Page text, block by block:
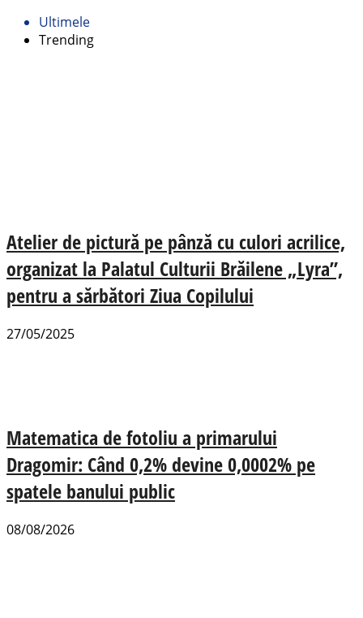
Ultimele
Trending
Atelier de pictură pe pânză cu culori acrilice,
organizat la Palatul Culturii Brăilene „Lyra”,
pentru a sărbători Ziua Copilului
27/05/2025
Matematica de fotoliu a primarului
Dragomir: Când 0,2% devine 0,0002% pe
spatele banului public
08/08/2026